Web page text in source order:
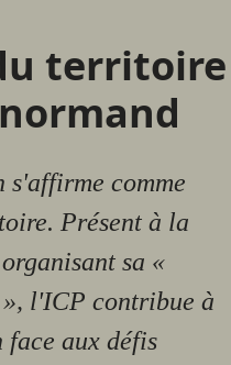
territoire
s'affirme comme
Présent à la
sa «
», l'ICP contribue à
aux défis